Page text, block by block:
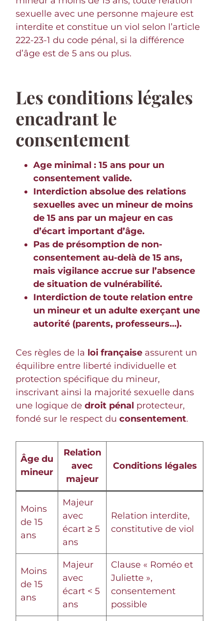
sexuelle avec une personne majeure est
interdite et constitue un viol selon l’article
222-23-1 du code pénal, si la différence
d’âge est de 5 ans ou plus.
Les conditions légales
encadrant le
consentement
Age minimal : 15 ans pour un
consentement valide.
Interdiction absolue des relations
sexuelles avec un mineur de moins
de 15 ans par un majeur en cas
d’écart important d’âge.
Pas de présomption de non-
consentement au-delà de 15 ans,
mais vigilance accrue sur l’absence
de situation de vulnérabilité.
Interdiction de toute relation entre
un mineur et un adulte exerçant une
autorité (parents, professeurs…).
Ces règles de la loi française assurent un
équilibre entre liberté individuelle et
protection spécifique du mineur,
inscrivant ainsi la majorité sexuelle dans
une logique de droit pénal protecteur,
fondé sur le respect du consentement.
Âge du
mineur
Relation
avec
majeur
Conditions légales
Moins
de 15
ans
Majeur
avec
écart ≥ 5
ans
Relation interdite,
constitutive de viol
Moins
de 15
ans
Majeur
avec
écart < 5
ans
Clause « Roméo et
Juliette »,
consentement
possible